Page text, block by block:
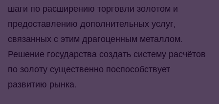
шаги по расширению торговли золотом и
предоставлению дополнительных услуг,
связанных с этим драгоценным металлом.
Решение государства создать систему расчётов
по золоту существенно поспособствует
развитию рынка.